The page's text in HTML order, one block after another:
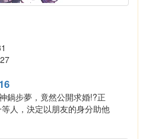
鍋步夢，竟然公開求婚!?正
人，決定以朋友的身分助他